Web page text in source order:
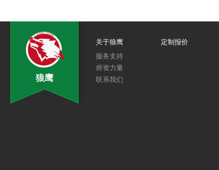
狼鹰
关于狼鹰
服务支持
师资力量
联系我们
定制报价